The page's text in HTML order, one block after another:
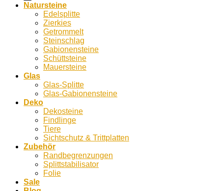
Natursteine
Edelsplitte
Zierkies
Getrommelt
Steinschlag
Gabionensteine
Schüttsteine
Mauersteine
Glas
Glas-Splitte
Glas-Gabionensteine
Deko
Dekosteine
Findlinge
Tiere
Sichtschutz & Trittplatten
Zubehör
Randbegrenzungen
Splittstabilisator
Folie
Sale